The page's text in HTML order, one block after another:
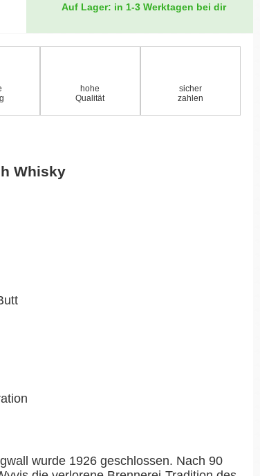
Auf Lager: in 1-3 Werktagen bei dir
hohe
Qualität
sicher
zahlen
Whisky
wurde 1926 geschlossen. Nach 90